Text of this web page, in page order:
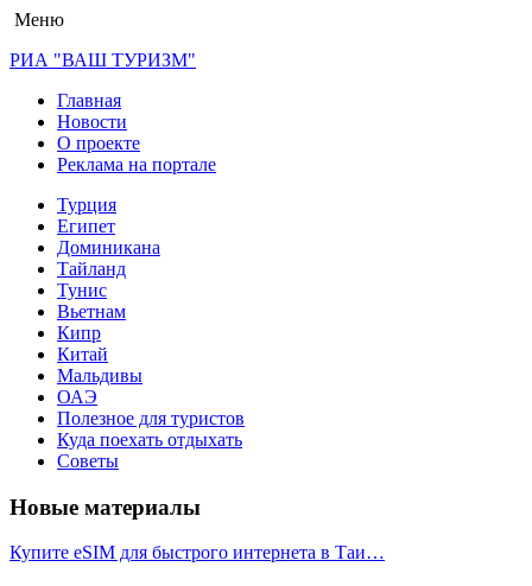
Меню
РИА "ВАШ ТУРИЗМ"
Главная
Новости
О проекте
Реклама на портале
Турция
Египет
Доминикана
Тайланд
Тунис
Вьетнам
Кипр
Китай
Мальдивы
ОАЭ
Полезное для туристов
Куда поехать отдыхать
Советы
Новые материалы
Купите eSIM для быстрого интернета в Таи…